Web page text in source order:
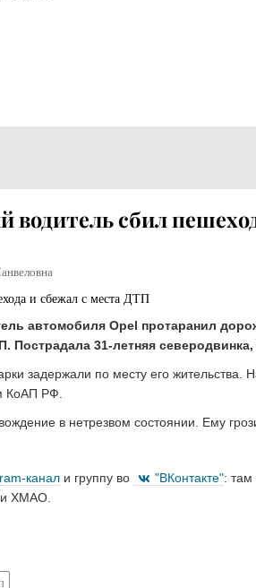
водитель сбил
автомобиля Opel протаранил
31-летняя
задержали по месту его жительства.
КоАП РФ.
в нетрезвом состоянии. Ему
канал и группу во "ВКонтакте": там
и ХМАО.